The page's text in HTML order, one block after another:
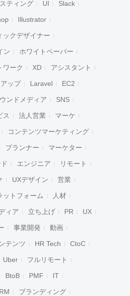
ティング UI Slack
Illustrator
ックデザイナー
ン ホワイトペーパー
ワーク XD アシスタント
ップ Laravel EC2
ンドメディア SNS
ス 法人営業 マーケ
コンテンツマーケティング
プランナー マーケター
エンジニア リモート
UXデザイン 営業
ットフォーム 人材
ィア 立ち上げ PR UX
事業開発 動画
テンツ HR Tech CtoC
Uber フルリモート
BtoB PMF IT
ブランディング